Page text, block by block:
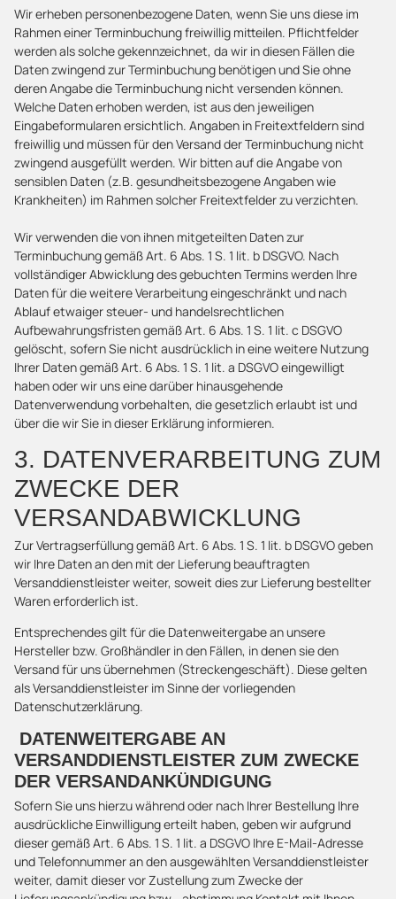
Wir erheben personenbezogene Daten, wenn Sie uns diese im
Rahmen einer Terminbuchung freiwillig mitteilen. Pflichtfelder
werden als solche gekennzeichnet, da wir in diesen Fällen die
Daten zwingend zur Terminbuchung benötigen und Sie ohne
deren Angabe die Terminbuchung nicht versenden können.
Welche Daten erhoben werden, ist aus den jeweiligen
Eingabeformularen ersichtlich. Angaben in Freitextfeldern sind
freiwillig und müssen für den Versand der Terminbuchung nicht
zwingend ausgefüllt werden. Wir bitten auf die Angabe von
sensiblen Daten (z.B. gesundheitsbezogene Angaben wie
Krankheiten) im Rahmen solcher Freitextfelder zu verzichten.
Wir verwenden die von ihnen mitgeteilten Daten zur
Terminbuchung gemäß Art. 6 Abs. 1 S. 1 lit. b DSGVO. Nach
vollständiger Abwicklung des gebuchten Termins werden Ihre
Daten für die weitere Verarbeitung eingeschränkt und nach
Ablauf etwaiger steuer- und handelsrechtlichen
Aufbewahrungsfristen gemäß Art. 6 Abs. 1 S. 1 lit. c DSGVO
gelöscht, sofern Sie nicht ausdrücklich in eine weitere Nutzung
Ihrer Daten gemäß Art. 6 Abs. 1 S. 1 lit. a DSGVO eingewilligt
haben oder wir uns eine darüber hinausgehende
Datenverwendung vorbehalten, die gesetzlich erlaubt ist und
über die wir Sie in dieser Erklärung informieren.
3. DATENVERARBEITUNG ZUM
ZWECKE DER
VERSANDABWICKLUNG
Zur Vertragserfüllung gemäß Art. 6 Abs. 1 S. 1 lit. b DSGVO geben
wir Ihre Daten an den mit der Lieferung beauftragten
Versanddienstleister weiter, soweit dies zur Lieferung bestellter
Waren erforderlich ist.
Entsprechendes gilt für die Datenweitergabe an unsere
Hersteller bzw. Großhändler in den Fällen, in denen sie den
Versand für uns übernehmen (Streckengeschäft). Diese gelten
als Versanddienstleister im Sinne der vorliegenden
Datenschutzerklärung.
DATENWEITERGABE AN
VERSANDDIENSTLEISTER ZUM ZWECKE
DER VERSANDANKÜNDIGUNG
Sofern Sie uns hierzu während oder nach Ihrer Bestellung Ihre
ausdrückliche Einwilligung erteilt haben, geben wir aufgrund
dieser gemäß Art. 6 Abs. 1 S. 1 lit. a DSGVO Ihre E-Mail-Adresse
und Telefonnummer an den ausgewählten Versanddienstleister
weiter, damit dieser vor Zustellung zum Zwecke der